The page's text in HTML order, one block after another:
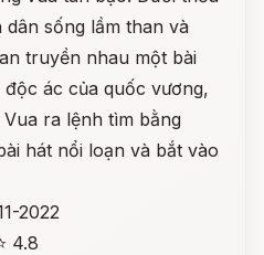
sống lầm than và
truyền nhau một bài
ác của quốc vương,
ra lệnh tìm bằng
hát nổi loạn và bắt vào
2022
4.8